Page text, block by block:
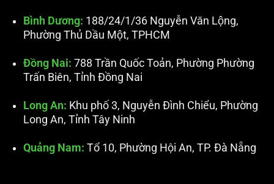
Bình Dương: 188/24/1/36 Nguyễn Văn Lộng,
Phường Thủ Dầu Một, TPHCM
Đồng Nai: 788 Trần Quốc Toản, Phường Phường
Trấn Biên, Tỉnh Đồng Nai
Long An: Khu phố 3, Nguyễn Đình Chiểu, Phường
Long An, Tỉnh Tây Ninh
Quảng Nam: Tổ 10, Phường Hội An, TP. Đà Nẵng